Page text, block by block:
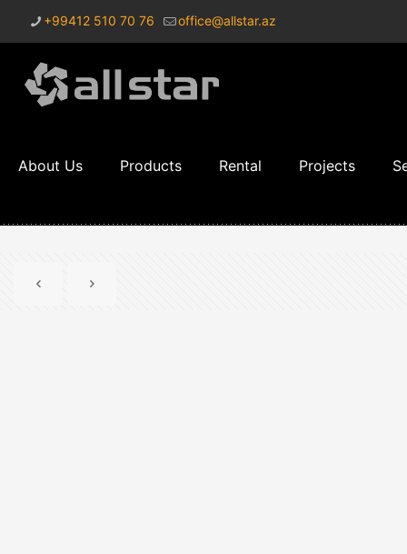
+99412 510 70 76 office@allstar.az
About Us Products Rental Projects